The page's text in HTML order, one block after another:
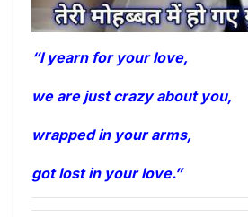
“I yearn for your love,
we are just crazy about you,
wrapped in your arms,
got lost in your love.”